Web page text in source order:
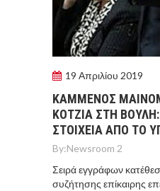
19 Απριλίου 2019
ΚΑΜΜΕΝΟΣ
ΚΟΤΖΙΑ ΣΤΗ
ΣΤΟΙΧΕΙΑ ΑΠΟ ΤΟ
By:Newsroom 2
Σειρά εγγράφων
συζήτησης επίκαιρης